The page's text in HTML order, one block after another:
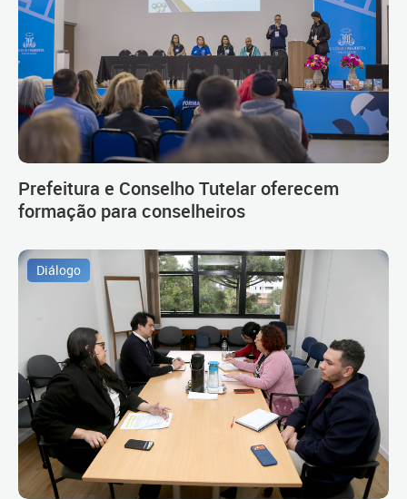
Prefeitura e Conselho Tutelar oferecem
formação para conselheiros
Diálogo